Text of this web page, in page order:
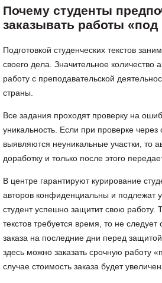
Почему студенты
заказывать работы «под
Подготовкой студенческих текстов
своего дела. Значительное количество
работу с преподавательской
страны.
Все задания проходят проверку на
уникальность. Если при проверке
выявляются неуникальные участки, то
доработку и только после этого
В центре гарантируют курирование
авторов конфиденциальны и подлежат
студент успешно защитит свою работу.
текстов требуется время, то не
заказа на последние дни перед
здесь можно заказать срочную работу
случае стоимость заказа будет